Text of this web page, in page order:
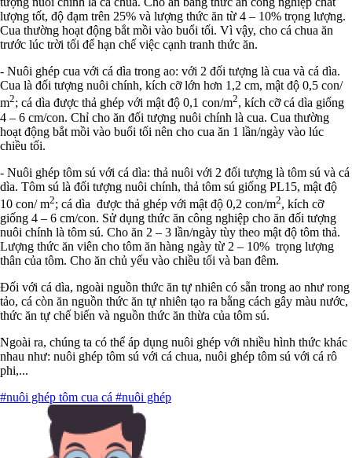
lượng tốt, độ đạm trên 25% và lượng thức ăn từ 4 – 10% trọng lượng.
Cua thường hoạt động bắt mồi vào buổi tối. Vì vậy, cho cá chua ăn
trước lúc trời tối để hạn chế việc cạnh tranh thức ăn.
- Nuôi ghép cua với cá dìa trong ao: với 2 đối tượng là cua và cá dìa.
Cua là đối tượng nuôi chính, kích cỡ lớn hơn 1,2 cm, mật độ 0,5 con/
m2; cá dìa được thả ghép với mật độ 0,1 con/m2, kích cỡ cá dìa giống
4 – 6 cm/con. Chỉ cho ăn đối tượng nuôi chính là cua. Cua thường
hoạt động bắt mồi vào buổi tối nên cho cua ăn 1 lần/ngày vào lúc
chiều tối.
- Nuôi ghép tôm sú với cá dìa: thả nuôi với 2 đối tượng là tôm sú và cá
dìa. Tôm sú là đối tượng nuôi chính, thả tôm sú giống PL15, mật độ
10 con/ m2; cá dìa được thả ghép với mật độ 0,2 con/m2, kích cỡ
giống 4 – 6 cm/con. Sử dụng thức ăn công nghiệp cho ăn đối tượng
nuôi chính là tôm sú. Cho ăn 2 – 3 lần/ngày tùy theo mật độ tôm thả.
Lượng thức ăn viên cho tôm ăn hàng ngày từ 2 – 10% trọng lượng
thân của tôm. Cho ăn chủ yếu vào chiều tối và ban đêm.
Đối với cá dìa, ngoài nguồn thức ăn tự nhiên có sẵn trong ao như rong
tảo, cá còn ăn nguồn thức ăn tự nhiên tạo ra bằng cách gây màu nước,
thức ăn tự chế biến và nguồn thức ăn thừa của tôm sú.
Ngoài ra, chúng ta có thể áp dụng nuôi ghép với nhiều hình thức khác
nhau như: nuôi ghép tôm sú với cá chua, nuôi ghép tôm sú với cá rô
phi,...
#nuôi ghép tôm cua cá #nuôi ghép